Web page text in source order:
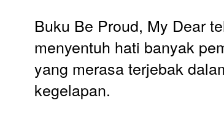
Buku Be Proud, My Dear
menyentuh hati banyak
yang merasa terjebak
kegelapan.